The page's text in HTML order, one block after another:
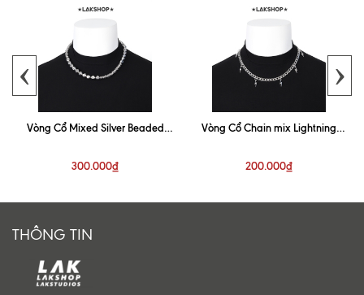
Vòng Cổ Mixed Silver Beaded
300.000₫
Vòng Cổ Chain mix Lightning
200.000₫
‹ ›
THÔNG TIN